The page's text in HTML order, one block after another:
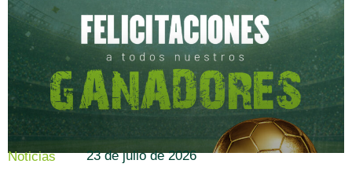
Noticias 23 de julio de 2026